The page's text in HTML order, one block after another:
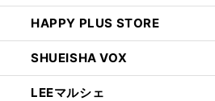
HAPPY PLUS STORE
SHUEISHA VOX
LEEマルシェ